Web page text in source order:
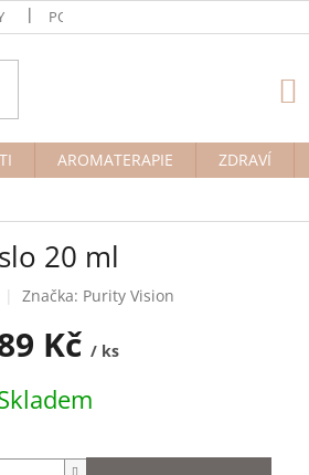
PODMÍNKY OCHRANY OSOBNÍCH ÚDAJŮ
AROMATERAPIE ZDRAVÍ
20 ml
Značka: Purity Vision
Kč / ks